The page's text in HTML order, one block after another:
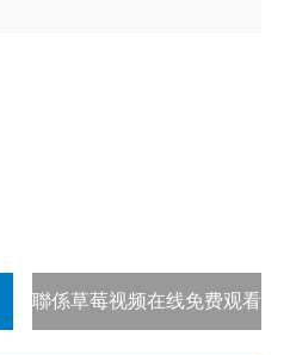
聯係草莓视频在线免费观看